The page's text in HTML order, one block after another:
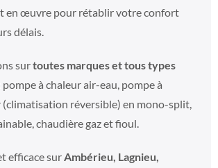
en œuvre pour rétablir votre confort
délais.
surtoutes marques et tous types
à chaleur air-eau, pompe à
réversible) en mono-split,
chaudière gaz et fioul.
efficace sur Ambérieu, Lagnieu,